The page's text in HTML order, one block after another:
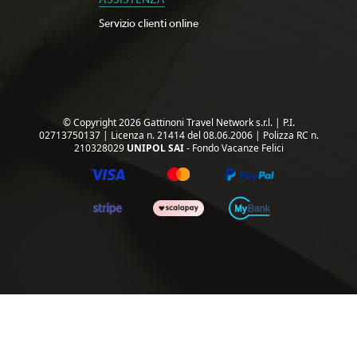
Servizio clienti online
© Copyright 2026 Gattinoni Travel Network s.r.l. | P.I.
02713750137 | Licenza n. 21414 del 08.06.2006 | Polizza RC n.
210328029 UNIPOL SAI- Fondo Vacanze Felici